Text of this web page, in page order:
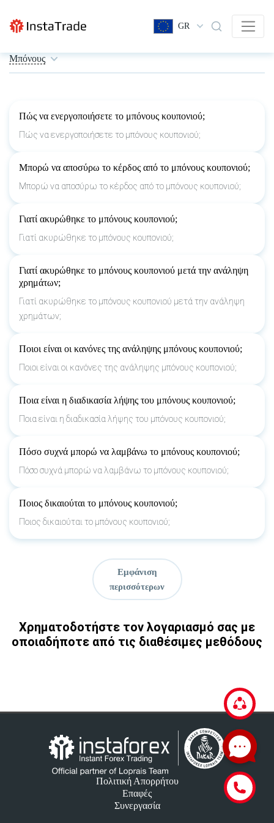
GR
Μπόνους
Πώς να ενεργοποιήσετε το μπόνους κουπονιού;
Πώς να ενεργοποιήσετε το μπόνους κουπονιού;
Μπορώ να αποσύρω το κέρδος από το μπόνους κουπονιού;
Μπορώ να αποσύρω το κέρδος από το μπόνους κουπονιού;
Γιατί ακυρώθηκε το μπόνους κουπονιού;
Γιατί ακυρώθηκε το μπόνους κουπονιού;
Γιατί ακυρώθηκε το μπόνους κουπονιού μετά την ανάληψη
χρημάτων;
Γιατί ακυρώθηκε το μπόνους κουπονιού μετά την ανάληψη
χρημάτων;
Ποιοι είναι οι κανόνες της ανάληψης μπόνους κουπονιού;
Ποιοι είναι οι κανόνες της ανάληψης μπόνους κουπονιού;
Ποια είναι η διαδικασία λήψης του μπόνους κουπονιού;
Ποια είναι η διαδικασία λήψης του μπόνους κουπονιού;
Πόσο συχνά μπορώ να λαμβάνω το μπόνους κουπονιού;
Πόσο συχνά μπορώ να λαμβάνω το μπόνους κουπονιού;
Ποιος δικαιούται το μπόνους κουπονιού;
Ποιος δικαιούται το μπόνους κουπονιού;
Εμφάνιση
περισσότερων
Χρηματοδοτήστε τον λογαριασμό σας με
οποιαδήποτε από τις διαθέσιμες μεθόδους
Πολιτική Απορρήτου
Επαφές
Συνεργασία